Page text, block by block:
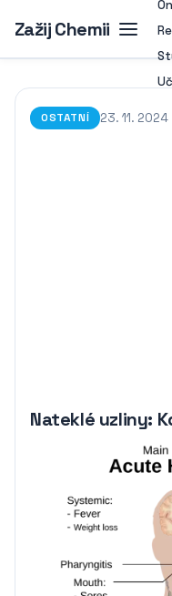
Zažij Chemii
OSTATNÍ 23. 11. 2024
Nateklé uzliny: